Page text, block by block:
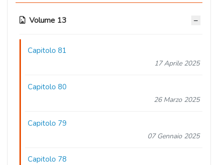
Volume 13
Capitolo 81
17 Aprile 2025
Capitolo 80
26 Marzo 2025
Capitolo 79
07 Gennaio 2025
Capitolo 78